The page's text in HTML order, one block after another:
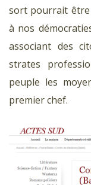
sort pourrait être
à nos
associant des
strates
peuple les
premier chef.